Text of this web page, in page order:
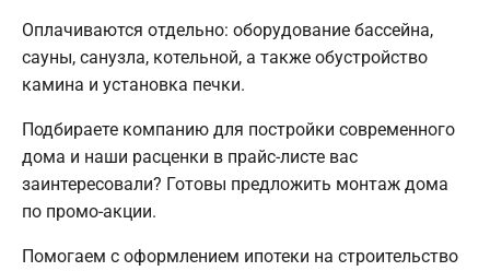
Оплачиваются отдельно: оборудование бассейна,
сауны, санузла, котельной, а также обустройство
камина и установка печки.
Подбираете компанию для постройки современного
дома и наши расценки в прайс-листе вас
заинтересовали? Готовы предложить монтаж дома
по промо-акции.
Помогаем с оформлением ипотеки на строительство